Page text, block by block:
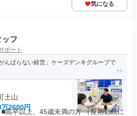
気になる
ッフ
ポート
ばらない経営」ケーズデンキグループで
土山
2600円
高卒以上、45歳未満の方 （長期勤続に